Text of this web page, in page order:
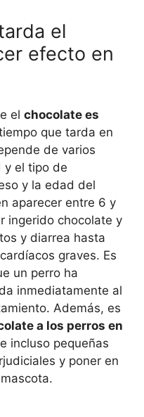
el
efecto en
el chocolate es
que tarda en
de varios
y el tipo de
y la edad del
aparecer entre 6 y
ingerido chocolate y
y diarrea hasta
graves. Es
un perro ha
inmediatamente al
Además, es
a los perros en
incluso pequeñas
y poner en